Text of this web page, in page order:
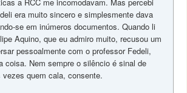
era muito sincero e simplesmente dava
se em inúmeros documentos. Quando li
Aquino, que eu admiro muito, recusou um
pessoalmente com o professor Fedeli,
coisa. Nem sempre o silêncio é sinal de
quem cala, consente.